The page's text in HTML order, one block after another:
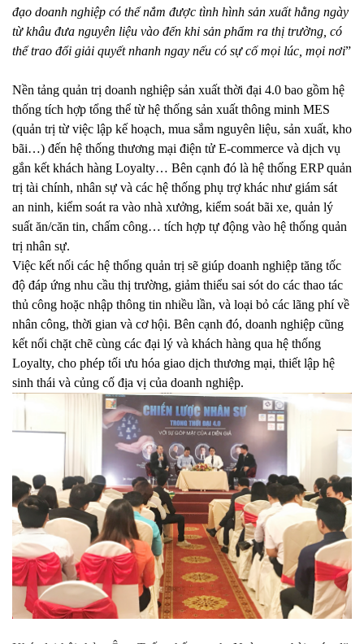
đạo doanh nghiệp có thể nắm được tình hình sản xuất hằng ngày
từ khâu đưa nguyên liệu vào đến khi sản phẩm ra thị trường, có
thể trao đổi giải quyết nhanh ngay nếu có sự cố mọi lúc, mọi nơi”
Nền tảng quản trị doanh nghiệp sản xuất thời đại 4.0 bao gồm hệ
thống tích hợp tổng thể từ hệ thống sản xuất thông minh MES
(quản trị từ việc lập kế hoạch, mua sắm nguyên liệu, sản xuất, kho
bãi…) đến hệ thống thương mại điện tử E-commerce và dịch vụ
gắn kết khách hàng Loyalty… Bên cạnh đó là hệ thống ERP quản
trị tài chính, nhân sự và các hệ thống phụ trợ khác như giám sát
an ninh, kiểm soát ra vào nhà xưởng, kiểm soát bãi xe, quản lý
suất ăn/căn tin, chấm công… tích hợp tự động vào hệ thống quản
trị nhân sự.
Việc kết nối các hệ thống quản trị sẽ giúp doanh nghiệp tăng tốc
độ đáp ứng nhu cầu thị trường, giảm thiểu sai sót do các thao tác
thủ công hoặc nhập thông tin nhiều lần, và loại bỏ các lãng phí về
nhân công, thời gian và cơ hội. Bên cạnh đó, doanh nghiệp cũng
kết nối chặt chẽ cùng các đại lý và khách hàng qua hệ thống
Loyalty, cho phép tối ưu hóa giao dịch thương mại, thiết lập hệ
sinh thái và củng cố địa vị của doanh nghiệp.